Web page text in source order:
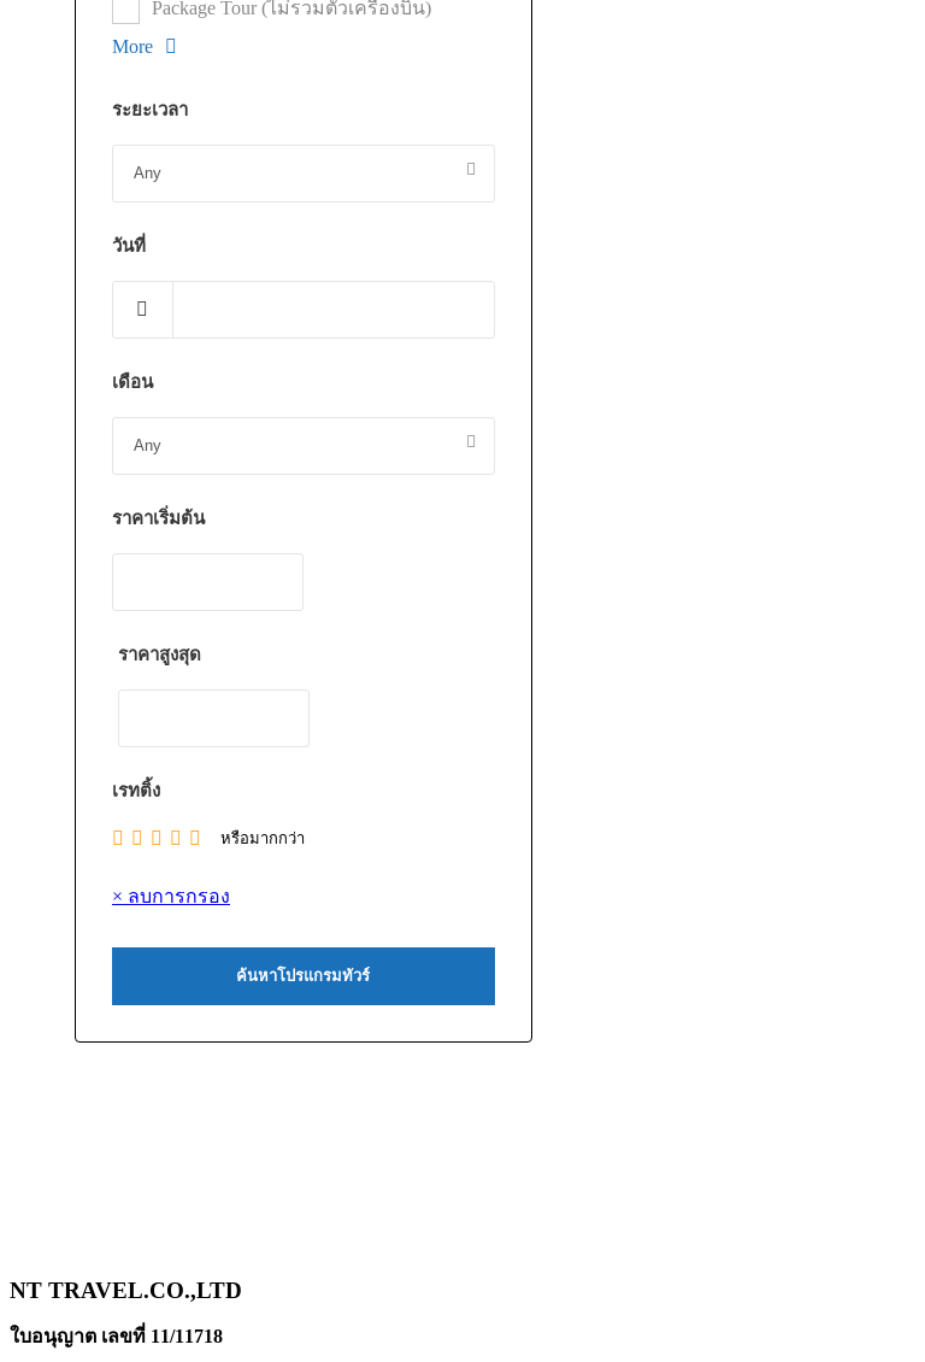
Package Tour (ไม่รวมตั๋วเครื่องบิน)
More
ระยะเวลา
วันที่
เดือน
ราคาเริ่มต้น
ราคาสูงสุด
เรทติ้ง
หรือมากกว่า
× ลบการกรอง
NT TRAVEL.CO.,LTD
ใบอนุญาต เลขที่ 11/11718